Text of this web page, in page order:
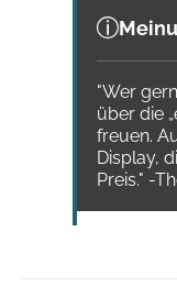
"Wer
über die
freuen.
Display,
Preis." -